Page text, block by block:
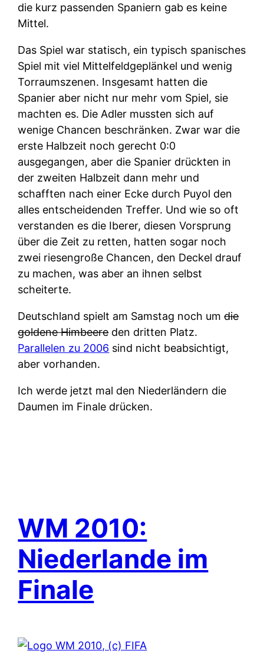
die kurz passenden Spaniern gab es keine
Mittel.
Das Spiel war statisch, ein typisch spanisches
Spiel mit viel Mittelfeldgeplänkel und wenig
Torraumszenen. Insgesamt hatten die
Spanier aber nicht nur mehr vom Spiel, sie
machten es. Die Adler mussten sich auf
wenige Chancen beschränken. Zwar war die
erste Halbzeit noch gerecht 0:0
ausgegangen, aber die Spanier drückten in
der zweiten Halbzeit dann mehr und
schafften nach einer Ecke durch Puyol den
alles entscheidenden Treffer. Und wie so oft
verstanden es die Iberer, diesen Vorsprung
über die Zeit zu retten, hatten sogar noch
zwei riesengroße Chancen, den Deckel drauf
zu machen, was aber an ihnen selbst
scheiterte.
Deutschland spielt am Samstag noch umdie
goldene Himbeereden dritten Platz.
Parallelen zu 2006 sind nicht beabsichtigt,
aber vorhanden.
Ich werde jetzt mal den Niederländern die
Daumen im Finale drücken.
WM 2010:
Niederlande im
Finale